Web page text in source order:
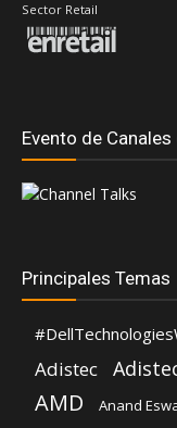
Sector Retail
Evento de
Principales Temas
Adistec
AMD Anand